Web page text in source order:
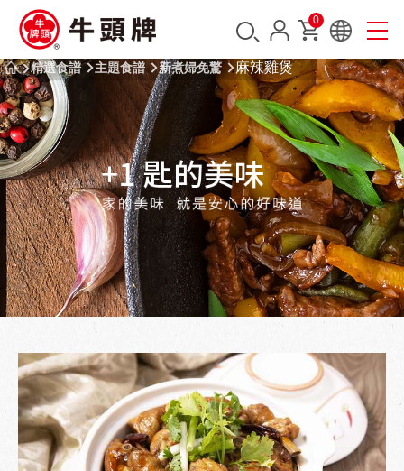
0
精選食譜 主題食譜 新煮婦免驚 麻辣雞煲